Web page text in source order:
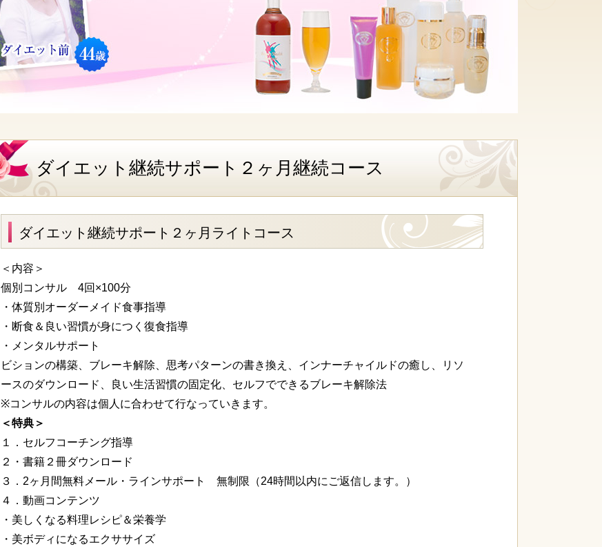
ダイエット継続サポート２ヶ月継続コース
ダイエット継続サポート２ヶ月ライトコース
＜内容＞
個別コンサル 4回×100分
・体質別オーダーメイド食事指導
・断食＆良い習慣が身につく復食指導
・メンタルサポート
ビションの構築、ブレーキ解除、思考パターンの書き換え、インナーチャイルドの癒し、リソ
ースのダウンロード、良い生活習慣の固定化、セルフでできるブレーキ解除法
※コンサルの内容は個人に合わせて行なっていきます。
＜特典＞
１．セルフコーチング指導
２・書籍２冊ダウンロード
３．2ヶ月間無料メール・ラインサポート 無制限（24時間以内にご返信します。）
４．動画コンテンツ
・美しくなる料理レシピ＆栄養学
・美ボディになるエクササイズ